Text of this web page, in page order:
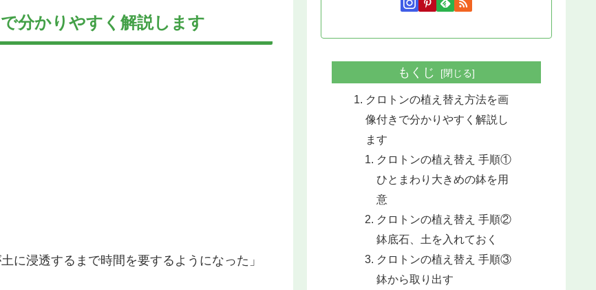
分かりやすく解説します
に浸透するまで時間を要するようになった」
もくじ
クロトンの植え替え方法を画
像付きで分かりやすく解説し
ます
クロトンの植え替え 手順①
ひとまわり大きめの鉢を用
意
クロトンの植え替え 手順②
鉢底石、土を入れておく
クロトンの植え替え 手順③
鉢から取り出す